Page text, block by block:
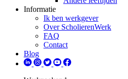
Informatie
Ik ben werkgever
Over ScholierenWerk
FAQ
Contact
Blog